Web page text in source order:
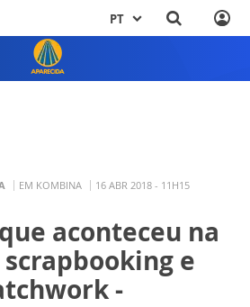
PT
EM KOMBINA 16 ABR 2018 - 11H15
aconteceu na
e
-